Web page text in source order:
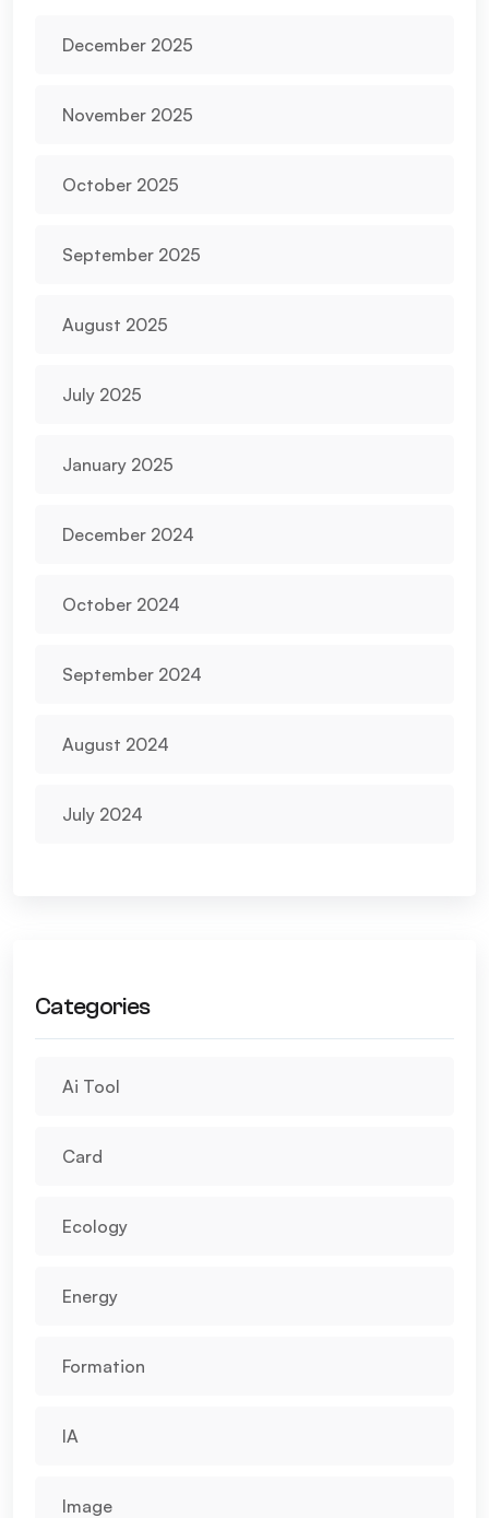
December 2025
November 2025
October 2025
September 2025
August 2025
July 2025
January 2025
December 2024
October 2024
September 2024
August 2024
July 2024
Categories
Ai Tool
Card
Ecology
Energy
Formation
IA
Image